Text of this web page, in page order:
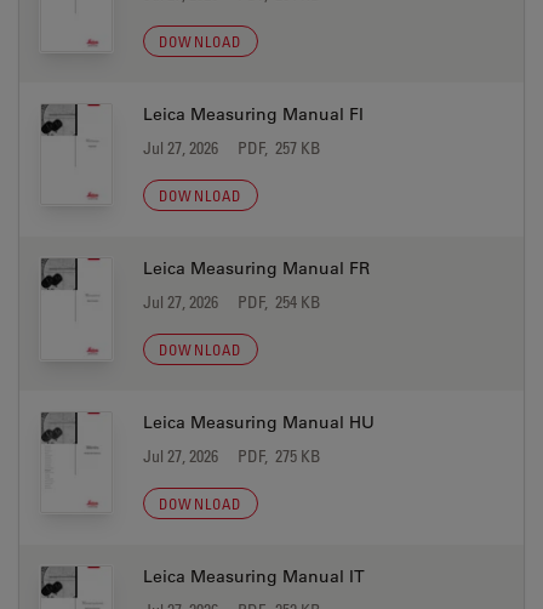
DOWNLOAD
Leica Measuring Manual FI
Jul 27, 2026 PDF, 257 KB
DOWNLOAD
Leica Measuring Manual FR
Jul 27, 2026 PDF, 254 KB
DOWNLOAD
Leica Measuring Manual HU
Jul 27, 2026 PDF, 275 KB
DOWNLOAD
Leica Measuring Manual IT